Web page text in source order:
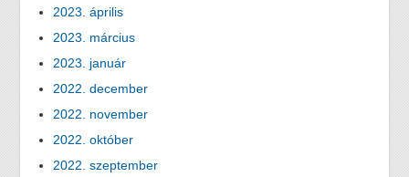
2023. április
2023. március
2023. január
2022. december
2022. november
2022. október
2022. szeptember